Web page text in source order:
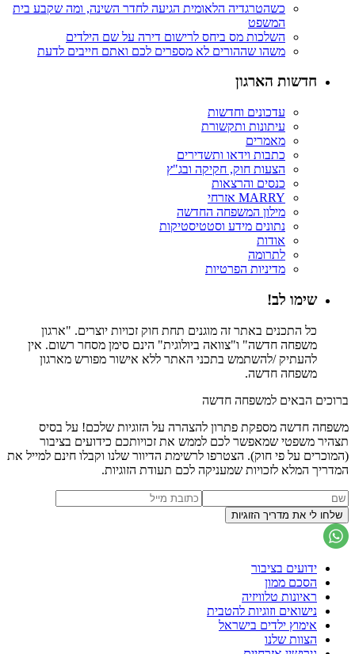
כשהטרגדיה הלאומית הגיעה לחדר השינה, ומה שקבע בית
המשפט
השלכות מס ביחס לרישום דירה על שם הילדים
משהו שההורים לא מספרים לכם ואתם חייבים לדעת
חדשות הארגון
עדכונים וחדשות
עיתונות ותקשורת
מאמרים
כתבות וידאו ותשדירים
הצעות חוק, חקיקה ובג"ץ
כנסים והרצאות
MARRY אזרחי
מילון המשפחה החדשה
נתונים מידע וסטטיסטיקות
אודות
לתרומה
מדיניות הפרטיות
שימו לב!
כל התכנים באתר זה מוגנים תחת חוק זכויות יוצרים. "ארגון
משפחה חדשה" ו"צוואה ביולוגית" הינם סימן מסחר רשום. אין
להעתיק /להשתמש בתכני האתר ללא אישור מפורש מארגון
משפחה חדשה.
ברוכים הבאים למשפחה חדשה
משפחה חדשה מספקת פתרון להצהרה על הזוגיות שלכם! על בסיס
תצהיר משפטי שמאפשר לכם לממש את זכויותכם כידועים בציבור
(המוכרים על פי חוק). הצטרפו לרשימת הדיוור שלנו וקבלו חינם למייל את
המדריך המלא לזכויות שמעניקה לכם תעודת הזוגיות.
ידועים בציבור
הסכם ממון
ראיונות טלוויזיה
נישואים וזוגיות להטבית
אימוץ ילדים בישראל
הצוות שלנו